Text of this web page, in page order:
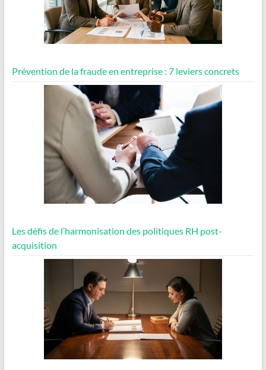
Prévention de la fraude en entreprise : 7 leviers concrets
Les défis de l’harmonisation des politiques RH post-
acquisition